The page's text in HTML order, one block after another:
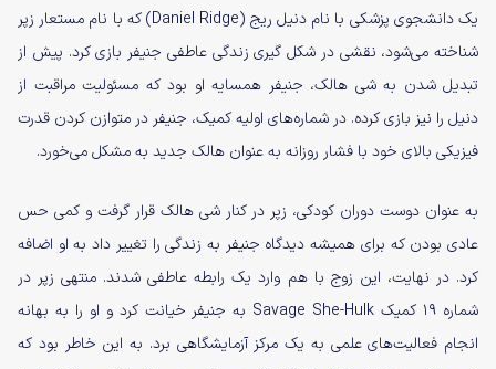
یک دانشجوی پزشکی با نام دنیل ریج (Daniel Ridge) که با نام مستعار زپر
شناخته می‌شود، نقشی در شکل گیری زندگی عاطفی جنیفر بازی کرد. پیش از
تبدیل شدن به شی هالک، جنیفر همسایه او بود که مسئولیت مراقبت از
دنیل را نیز بازی کرده. در شماره‌های اولیه کمیک، جنیفر در متوازن کردن قدرت
فیزیکی بالای خود با فشار روزانه به عنوان هالک جدید به مشکل می‌خورد.
به عنوان دوست دوران کودکی، زپر در کنار شی هالک قرار گرفت و کمی حس
عادی بودن که برای همیشه دیدگاه جنیفر به زندگی را تغییر داد به او اضافه
کرد. در نهایت، این زوج با هم وارد یک رابطه عاطفی شدند. منتهی زپر در
شماره ۱۹ کمیک Savage She-Hulk به جنیفر خیانت کرد و او را به بهانه
انجام فعالیت‌های علمی به یک مرکز آزمایشگاهی برد. به این خاطر بود که